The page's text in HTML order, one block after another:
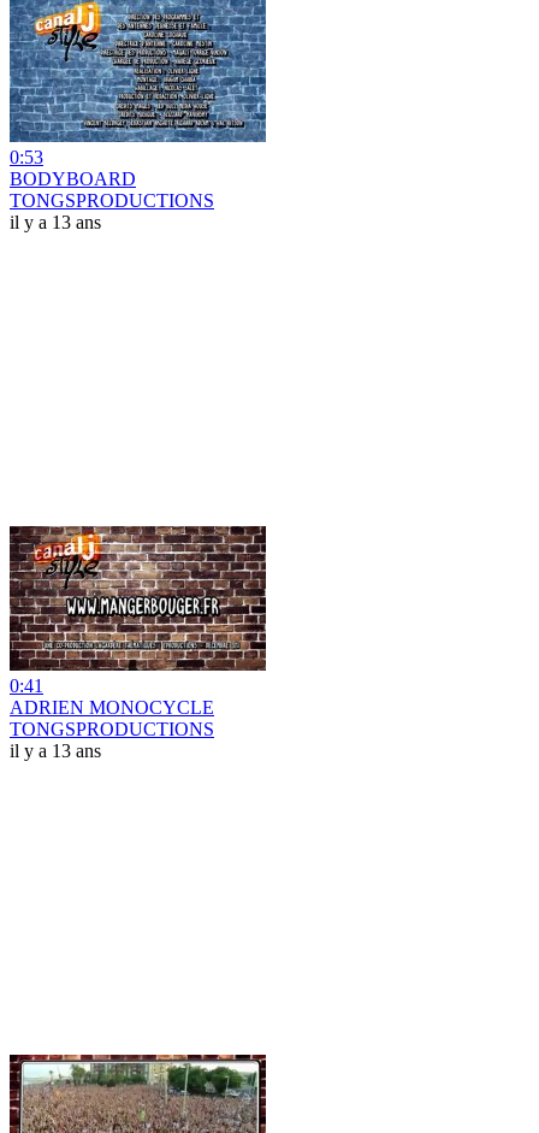
0:53
BODYBOARD
TONGSPRODUCTIONS
il y a 13 ans
0:41
ADRIEN MONOCYCLE
TONGSPRODUCTIONS
il y a 13 ans